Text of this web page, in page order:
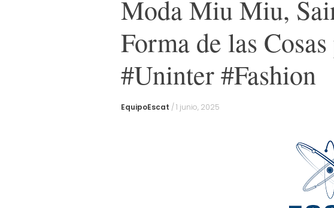
Moda Miu Miu,
Forma de las
#Uninter #Fashion
EquipoEscat /1 junio, 2025